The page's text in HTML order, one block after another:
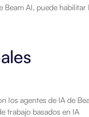
AI, puede
los agentes de IA de
trabajo basados en IA